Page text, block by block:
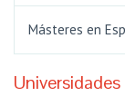
Másteres en